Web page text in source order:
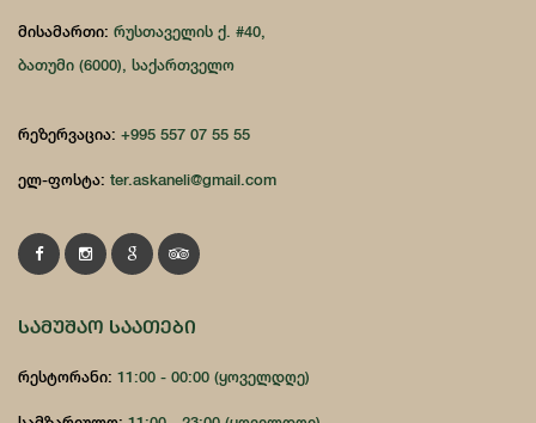
მისამართი: რუსთაველის ქ. #40,
ბათუმი (6000), საქართველო
რეზერვაცია: +995 557 07 55 55
ელ-ფოსტა: ter.askaneli@gmail.com
ᲡᲐᲛᲣᲨᲐᲝ ᲡᲐᲐᲗᲔᲑᲘ
რესტორანი: 11:00 - 00:00 (ყოველდღე)